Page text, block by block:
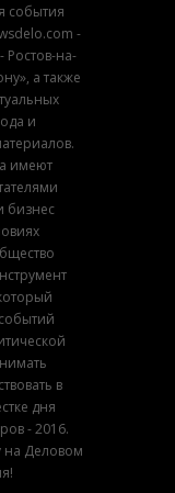
события
-
Ростов-на-
а также
и
имеют
бизнес
в
дня
- 2016.
на Деловом